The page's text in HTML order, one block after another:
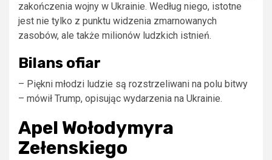
zakończenia wojny w Ukrainie. Według niego, istotne
jest nie tylko z punktu widzenia zmarnowanych
zasobów, ale także milionów ludzkich istnień.
Bilans ofiar
– Piękni młodzi ludzie są rozstrzeliwani na polu bitwy
– mówił Trump, opisując wydarzenia na Ukrainie.
Apel Wołodymyra
Zełenskiego